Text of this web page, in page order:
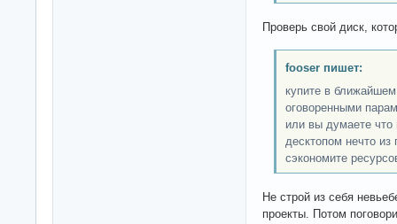
Проверь свой диск,
fooser пишет:
купите в
оговоренными
или вы думаете что
десктопом нечто
сэкономите
Не строй из себя
проекты. Потом